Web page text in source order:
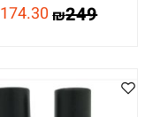
₪249
174.30